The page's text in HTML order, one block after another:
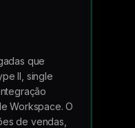
que
II, single
Workspace. O
de vendas,